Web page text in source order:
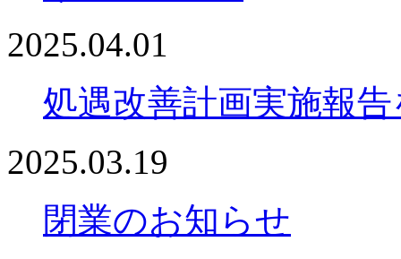
2025.04.01
処遇改善計画実施報
2025.03.19
閉業のお知らせ